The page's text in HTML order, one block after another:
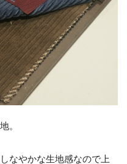
。
なやかな生地感なので上